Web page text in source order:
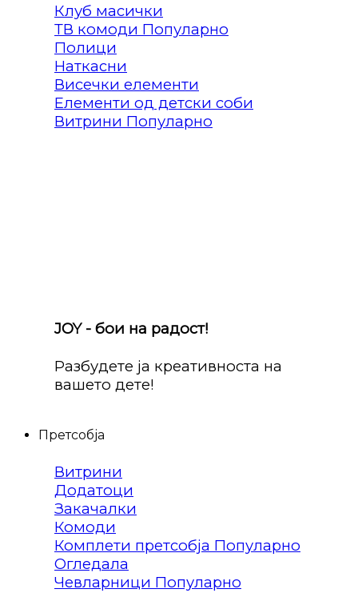
Клуб масички
ТВ комоди
Полици
Наткасни
Висечки елементи
Елементи од детски соби
Витрини
JOY - бои на радост!
Разбудете ја креативноста на
вашето дете!
Претсобја
Витрини
Додатоци
Закачалки
Комоди
Комплети претсобја
Огледала
Чевларници